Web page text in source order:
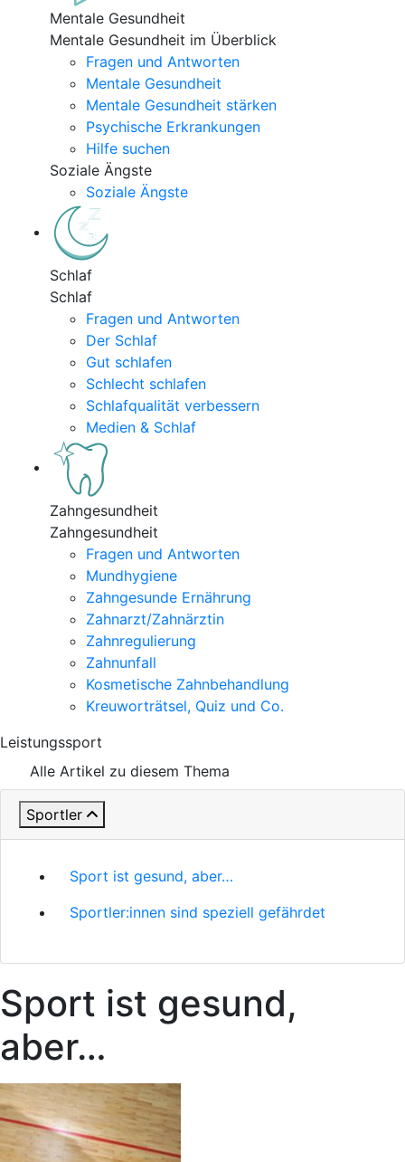
Mentale Gesundheit
Mentale Gesundheit im Überblick
Fragen und Antworten
Mentale Gesundheit
Mentale Gesundheit stärken
Psychische Erkrankungen
Hilfe suchen
Soziale Ängste
Soziale Ängste
Schlaf
Schlaf
Fragen und Antworten
Der Schlaf
Gut schlafen
Schlecht schlafen
Schlafqualität verbessern
Medien & Schlaf
Zahngesundheit
Zahngesundheit
Fragen und Antworten
Mundhygiene
Zahngesunde Ernährung
Zahnarzt/Zahnärztin
Zahnregulierung
Zahnunfall
Kosmetische Zahnbehandlung
Kreuworträtsel, Quiz und Co.
Leistungssport
Alle Artikel zu diesem Thema
Sportler
Sport ist gesund, aber…
Sportler:innen sind speziell gefährdet
Sport ist gesund,
aber…